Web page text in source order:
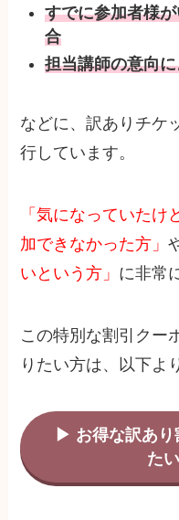
すでに参加者様
合
担当講師の意向
などに、訳ありチケ
行しています。
「気になっていた
加できなかった方」
いという方」 に非常
この特別な割引クー
りたい方は、以下よ
▶ お得な訳あり
た